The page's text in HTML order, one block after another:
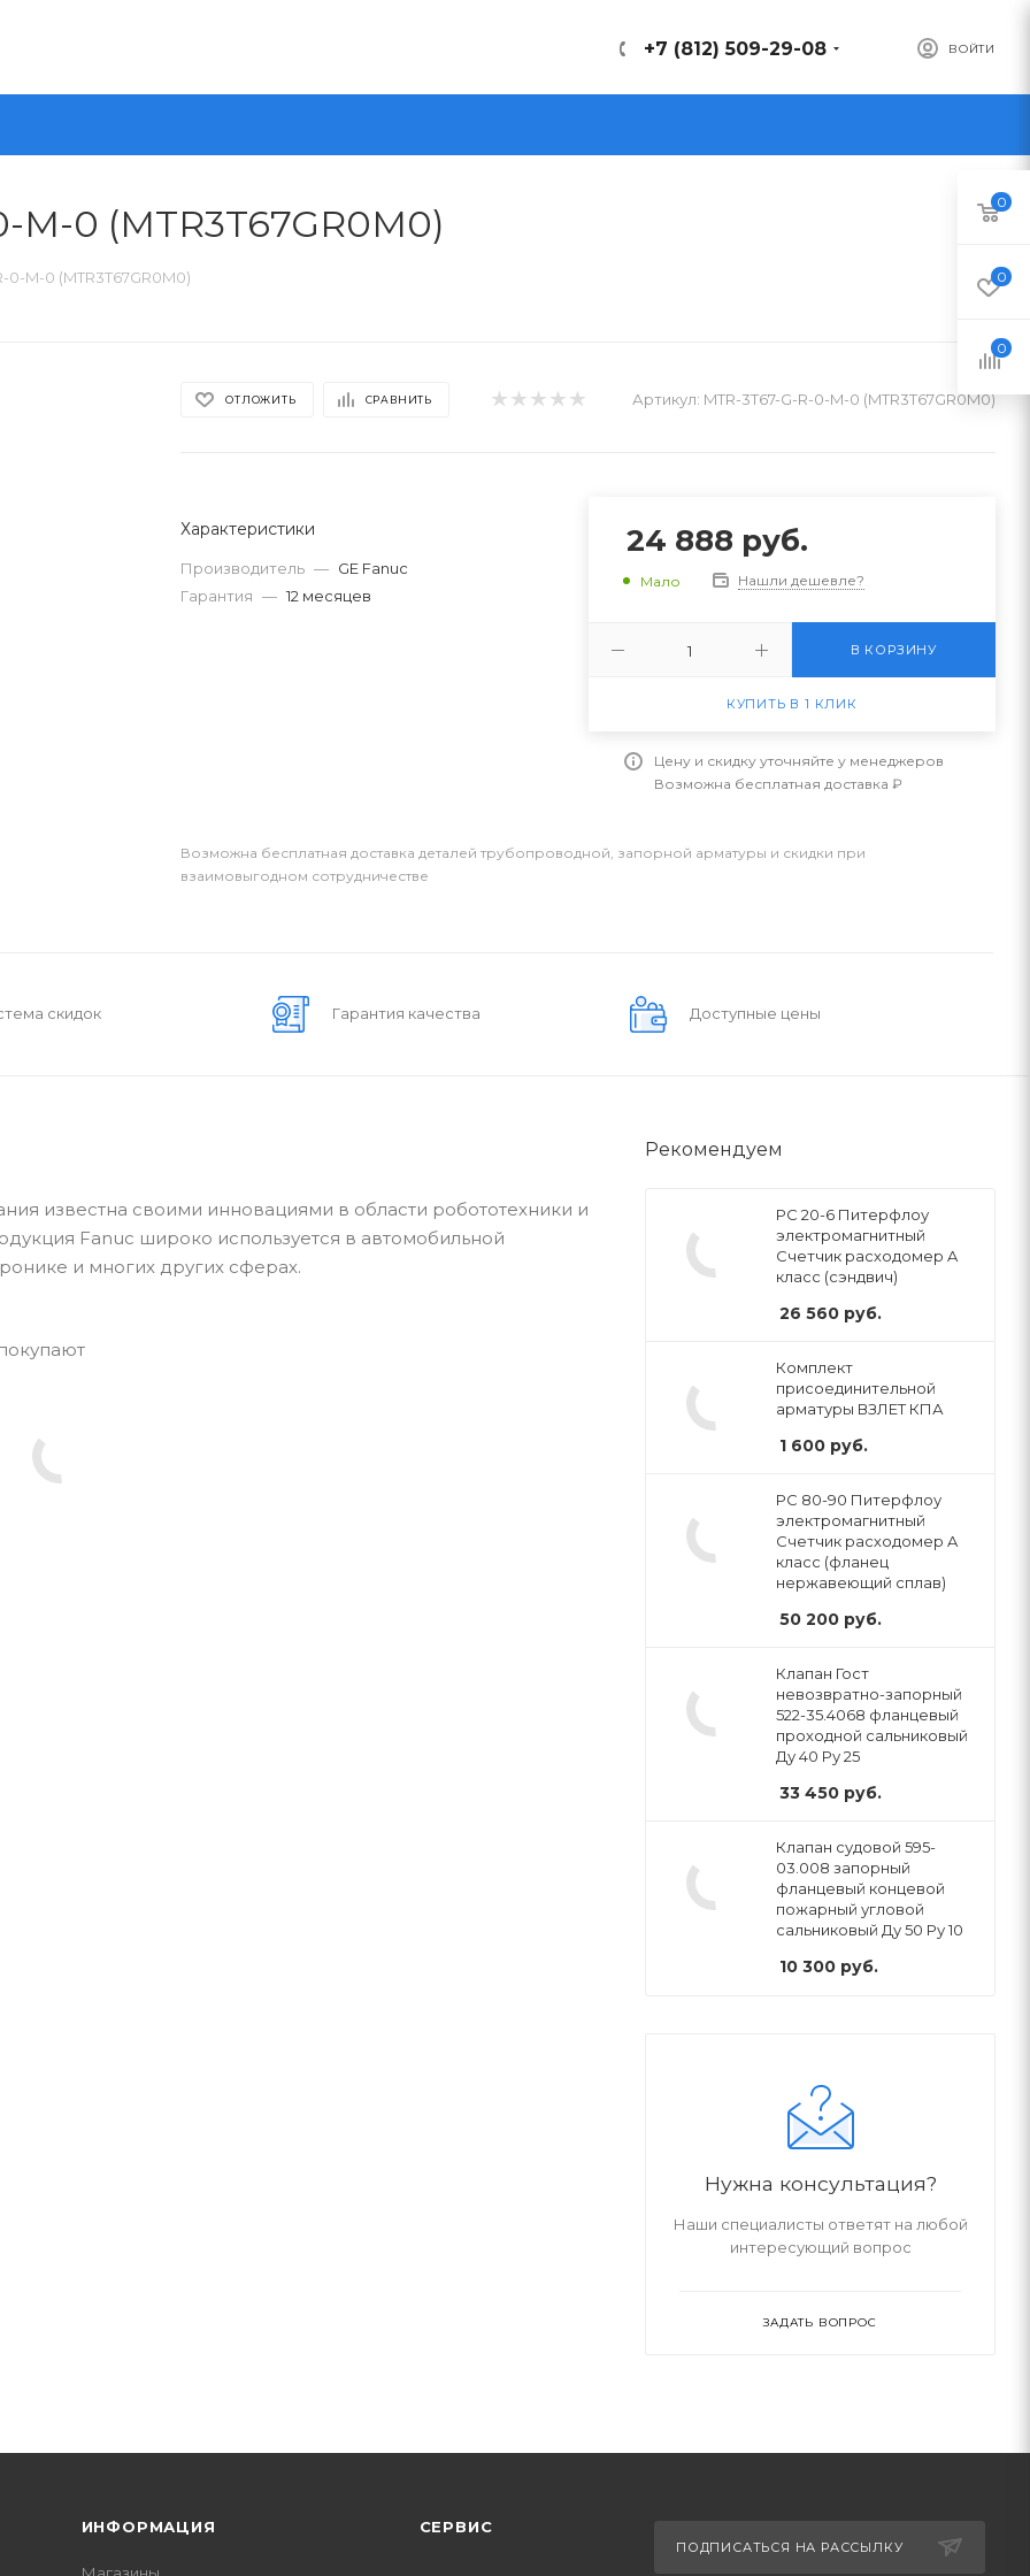
ВОЙТИ
+7 (812) 509-29-08
M-0 (MTR3T67GR0M0)
0-M-0 (MTR3T67GR0M0)
ОТЛОЖИТЬ СРАВНИТЬ Артикул: MTR-3T67-G-R-0-M-0 (MTR3T67GR0M0)
Характеристики
Производитель — GE Fanuc
Гарантия — 12 месяцев
24 888 руб.
Мало Нашли дешевле?
В КОРЗИНУ
КУПИТЬ В 1 КЛИК
Цену и скидку уточняйте у менеджеров
Возможна бесплатная доставка ₽
Возможна бесплатная доставка деталей трубопроводной, запорной арматуры и скидки при
взаимовыгодном сотрудничестве
скидок Гарантия качества Доступные цены
известна своими инновациями в области робототехники и
Fanuc широко используется в автомобильной
и многих других сферах.
Рекомендуем
РС 20-6 Питерфлоу
электромагнитный
Счетчик расходомер A
класс (сэндвич)
26 560 руб.
Комплект
присоединительной
арматуры ВЗЛЕТ КПА
1 600 руб.
РС 80-90 Питерфлоу
электромагнитный
Счетчик расходомер A
класс (фланец
нержавеющий сплав)
50 200 руб.
Клапан Гост
невозвратно-запорный
522-35.4068 фланцевый
проходной сальниковый
Ду 40 Ру 25
33 450 руб.
Клапан судовой 595-
03.008 запорный
фланцевый концевой
пожарный угловой
сальниковый Ду 50 Ру 10
10 300 руб.
Нужна консультация?
Наши специалисты ответят на любой
интересующий вопрос
ЗАДАТЬ ВОПРОС
ИНФОРМАЦИЯ СЕРВИС
ПОДПИСАТЬСЯ НА РАССЫЛКУ
0
0
0